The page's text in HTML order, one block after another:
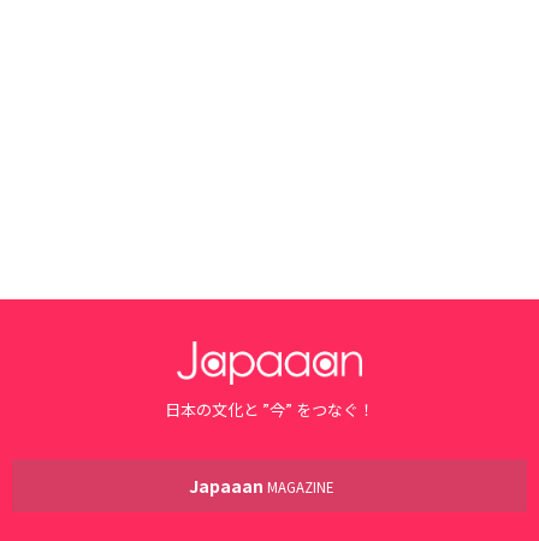
日本の文化と ”今” をつなぐ！
Japaaan MAGAZINE